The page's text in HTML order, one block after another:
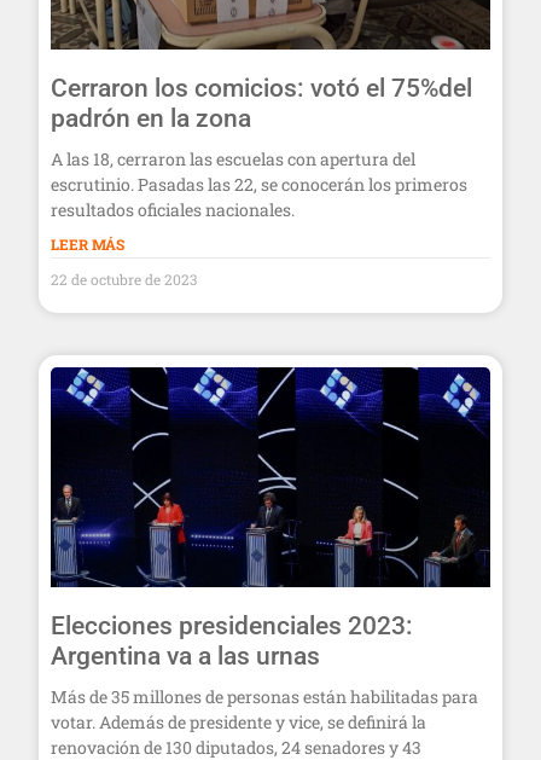
Cerraron los comicios: votó el 75%del
padrón en la zona
A las 18, cerraron las escuelas con apertura del
escrutinio. Pasadas las 22, se conocerán los primeros
resultados oficiales nacionales.
LEER MÁS
22 de octubre de 2023
Elecciones presidenciales 2023:
Argentina va a las urnas
Más de 35 millones de personas están habilitadas para
votar. Además de presidente y vice, se definirá la
renovación de 130 diputados, 24 senadores y 43